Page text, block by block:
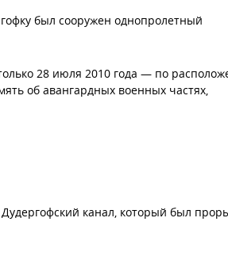
был сооружен однопролетный
28 июля 2010 года — по
об авангардных военных частях,
канал, который был